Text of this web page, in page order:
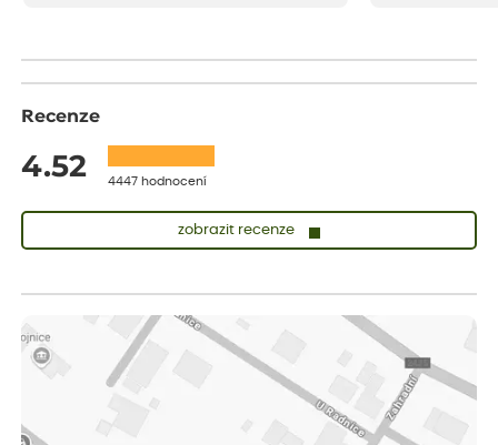
Recenze
4.52 4447 hodnocení
zobrazit recenze
vše v naprostém pořádku
ověřený nákup
Jana